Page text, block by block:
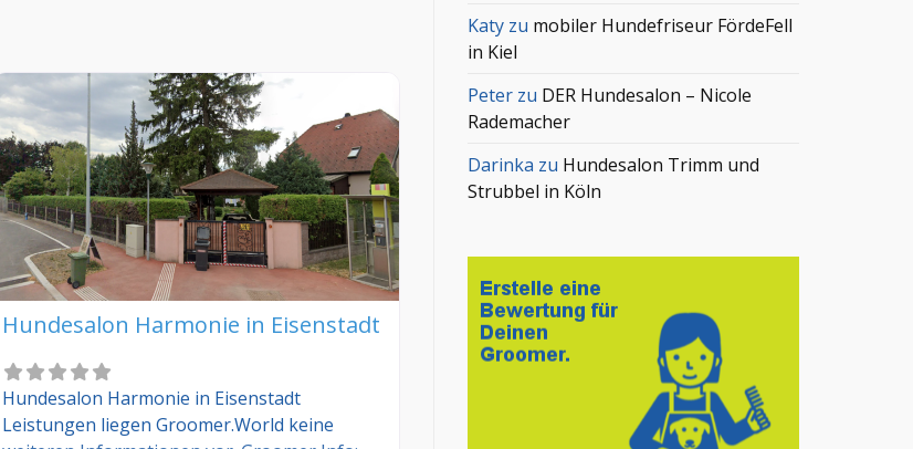
Hundesalon Harmonie in Eisenstadt
Hundesalon Harmonie in Eisenstadt
Leistungen liegen Groomer.World keine
Katy zu mobiler Hundefriseur FördeFell
in Kiel
Peter zu DER Hundesalon – Nicole
Rademacher
Darinka zu Hundesalon Trimm und
Strubbel in Köln